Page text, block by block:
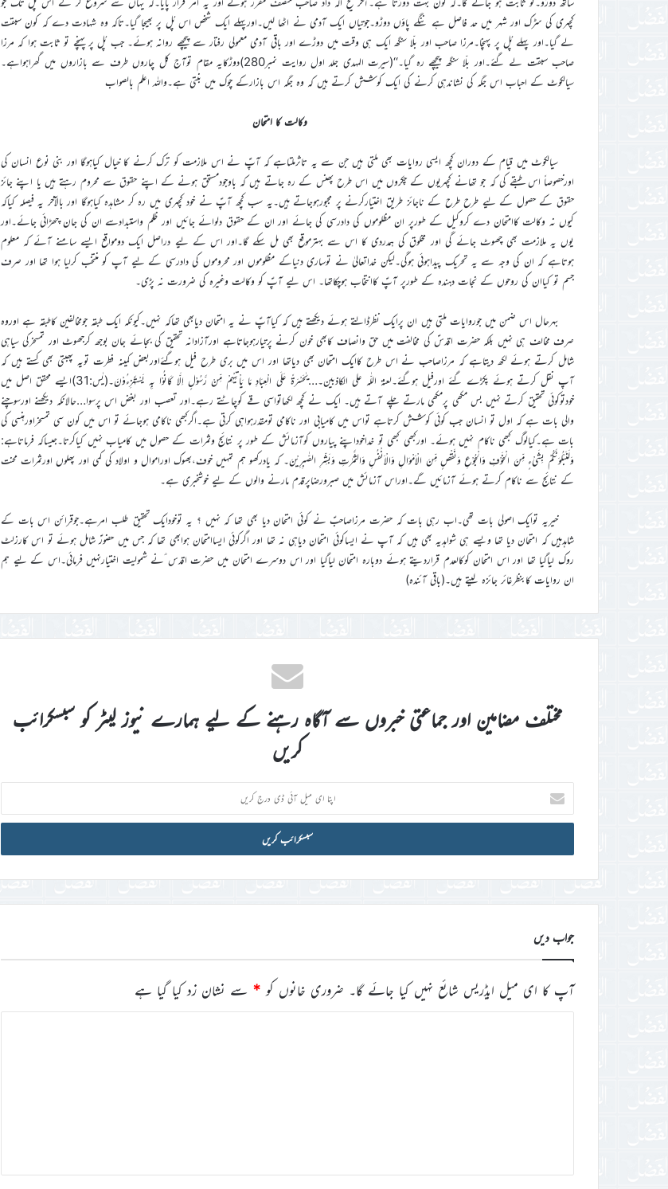
کچہری کی سڑک اور شہر میں حد فاصل ہے ننگے پاوٴں دوڑو۔جوتیاں ایک آدمی نے اٹھا لیں۔اورپہلے ایک شخص اس پُل پر بھیجا گیا۔تاکہ وہ شہادت دے کہ کون سبقت
لے گیا۔اور پہلے پُل پر پہنچا۔مرزا صاحب اور بلّا سنگھ ایک ہی وقت میں دوڑے اور باقی آدمی معمولی رفتار سے پیچھے روانہ ہوئے۔ جب پُل پر پہنچے تو ثابت ہوا کہ مرزا
صاحب سبقت لے گئے۔اور بلّا سنگھ پیچھے رہ گیا۔‘‘(سیرت المہدی جلد اول روایت نمبر280)دوڑکایہ مقام توآج کل چاروں طرف سے بازاروں میں گھراہواہے۔
سیالکوٹ کے احباب اس جگہ کی نشاندہی کرنے کی ایک کوشش کرتے ہیں کہ وہ جگہ اس بازارکے چوک میں بنتی ہے۔واللہ اعلم بالصواب
وکالت کا امتحان
سیالکوٹ میں قیام کے دوران کچھ ایسی روایات بھی ملتی ہیں جن سے یہ تاثرملتاہے کہ آپؑ نے اس ملازمت کو ترک کرنے کا خیال کیاہوگا اور بنی نوع انسان کی
اورخصوصاً اس طبقے کی کہ جو تھانے کچہریوں کے چکروں میں اس طرح پھنس کے رہ جاتے ہیں کہ باوجودمستحق ہونے کے اپنے حقوق سے محروم رہتے ہیں یا اپنے جائز
حقوق کے حصول کے لیے طرح طرح کے ناجائز طریق اختیارکرنے پر مجبورہوجاتے ہیں۔یہ سب کچھ آپؑ نے خود کچہری میں رہ کر مشاہدہ کیاہوگا اور بالآخر یہ فیصلہ کیاکہ
کیوں نہ وکالت کاامتحان دے کروکیل کے طورپر ان مظلوموں کی دادرسی کی جائے اور ان کے حقوق دلوائے جائیں اور ظلم واستبدادسے ان کی جان چھڑائی جائے۔اور
یوں یہ ملازمت بھی چھوٹ جائے گی اور مخلوق کی ہمدردی کا اس سے بہترموقع بھی مل سکے گا۔اور اس کے لیے دراصل ایک دومواقع ایسے سامنے آئے کہ معلوم
ہوتاہے کہ ان کی وجہ سے یہ تحریک پیداہوئی ہوگی۔لیکن خداتعالیٰ نے توساری دنیاکے مظلوموں اور محروموں کی دادرسی کے لیے آپ کو منتخب کرلیا ہوا تھا اور صرف
جسم تو کیاان کی روحوں کے نجات دہندہ کے طورپر آپؑ کاانتخاب ہوچکاتھا۔ اس لیے آپؑ کو وکالت وغیرہ کی ضرورت نہ پڑی۔
بہرحال اس ضمن میں جوروایات ملتی ہیں ان پرایک نظرڈالتے ہوئے دیکھتے ہیں کہ کیاآپؑ نے یہ امتحان دیابھی تھاکہ نہیں۔کیونکہ ایک طبقہ جومخالفین کاطبقہ ہے اوروہ
صرف مخالف ہی نہیں بلکہ حضرت اقدسؑ کی مخالفت میں حق وانصاف کابھی خون کرنے پرتیارہوجاتاہے اورآزادانہ تحقیق کی بجائے جان بوجھ کرجھوٹ اور تمسخرکی سیاہی
شامل کرتے ہوئے لکھ دیتاہے کہ مرزاصاحب نے اس طرح کاایک امتحان بھی دیاتھا اور اس میں بری طرح فیل ہوگئےاوربعض کمینہ فطرت تویہ پھبتی بھی کستے ہیں کہ
آپ نقل کرتے ہوئے پکڑے گئے اورفیل ہوگئے۔لعنۃ اللّٰہ علی الکاذبین۔…يٰحَسْرَةً عَلَى الْعِبَادِ مَا يَاْتِيْهِمْ مِّنْ رَّسُوْلٍ اِلَّا كَانُوْا بِهٖ يَسْتَهْزِءُوْنَ۔(یٰس:31)ایسے محقق اصل میں
خودتوکوئی تحقیق کرتے نہیں بس مکھی پرمکھی مارتے چلے آتے ہیں۔ ایک نے کچھ لکھاتواسی قے کوچاٹتے رہے۔اور تعصب اور بغض اس پرسوا…حالانکہ دیکھنے اورسوچنے
والی بات ہے کہ اول تو انسان جب کوئی کوشش کرتاہے تواس میں کامیابی اور ناکامی تومقدرہواہی کرتی ہے۔اگرکبھی ناکامی ہوجائے تو اس میں کون سی تمسخراورہنسی کی
بات ہے۔کیالوگ کبھی ناکام نہیں ہوئے۔ اورکبھی کبھی تو خداخوداپنے پیاروں کوآزمائش کے طور پر نتائج وثمرات کے حصول میں کامیاب نہیں کیاکرتا۔جیساکہ فرماتاہے:
وَلَنَبْلُوَنَّكُمْ بِشَيْءٍ مِّنَ الْخَوْفِ وَالْجُوْعِ وَنَقْصٍ مِّنَ الْاَمْوَالِ وَالْاَنْفُسِ وَالثَّمَرٰتِ وَبَشِّرِ الصّٰبِرِيْنَ۔ کہ یادرکھو ہم تمہیں خوف،بھوک اوراموال و اولاد کی کمی اور پھلوں اورثمرات محنت
کے نتائج سے ناکام کرتے ہوئے آزمائیں گے۔اوراس آزمائش میں صبرورضاپرقدم مارنے والوں کے لیے خوشخبری ہے۔
خیریہ توایک اصولی بات تھی۔اب رہی بات کہ حضرت مرزاصاحبؑ نے کوئی امتحان دیا بھی تھا کہ نہیں ؟ یہ توخودایک تحقیق طلب امرہے۔جوقرائن اس بات کے
شاہدہیں کہ امتحان دیا تھا ویسے ہی شواہدیہ بھی ہیں کہ آپ نے ایساکوئی امتحان دیاہی نہ تھا اور اگرکوئی ایساامتحان ہوابھی تھا کہ جس میں حضورؑ شامل ہوئے تو اس کارزلٹ
روک لیاگیا تھا اور اس امتحان کوکالعدم قراردیتے ہوئے دوبارہ امتحان لیاگیا اور اس دوسرے امتحان میں حضرت اقدس ؑنے شمولیت اختیارنہیں فرمائی۔اس کے لیے ہم
ان روایات کابنظرغائر جائزہ لیتے ہیں۔(باقی آئندہ)
مختلف مضامین اور جماعتی خبروں سے آگاہ رہنے کے لیے ہمارے نیوز لیٹر کو سبسکرائب
کریں
اپنا
ای
میل
ڈی
جواب دیں
آپ کا ای میل ایڈریس شائع نہیں کیا جائے گا۔ ضروری خانوں کو * سے نشان زد کیا گیا ہے